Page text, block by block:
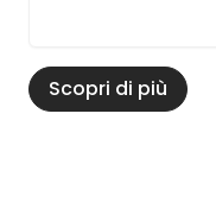
Scopri di più